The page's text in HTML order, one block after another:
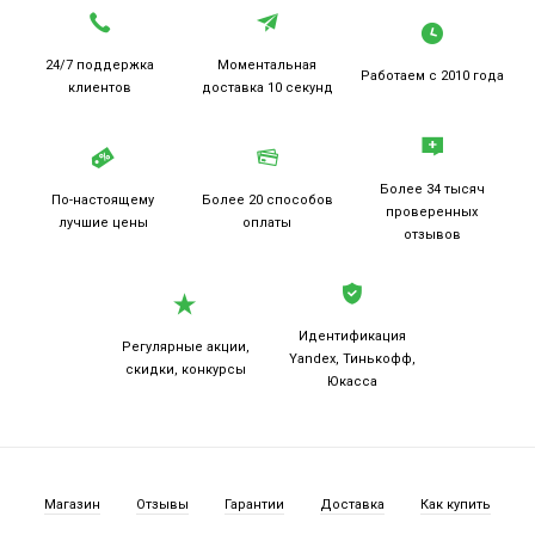
24/7 поддержка
клиентов
Моментальная
доставка 10 секунд
Работаем с 2010 года
По-настоящему
лучшие цены
Более 20 способов
оплаты
Более 34 тысяч
проверенных
отзывов
Регулярные акции,
скидки, конкурсы
Идентификация
Yandex, Тинькофф,
Юкасса
Магазин Отзывы Гарантии Доставка Как купить